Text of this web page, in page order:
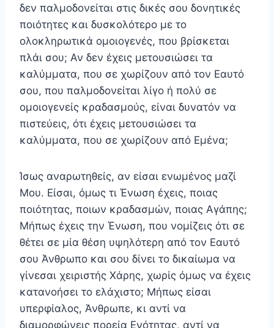
δεν παλμοδονείται στις δικές σου δονητικές
ποιότητες και δυσκολότερο με το
ολοκληρωτικά ομοιογενές, που βρίσκεται
πλάι σου; Αν δεν έχεις μετουσιώσει τα
καλύμματα, που σε χωρίζουν από τον Εαυτό
σου, που παλμοδονείται λίγο ή πολύ σε
ομοιογενείς κραδασμούς, είναι δυνατόν να
πιστεύεις, ότι έχεις μετουσιώσει τα
καλύμματα, που σε χωρίζουν από Εμένα;
Ίσως αναρωτηθείς, αν είσαι ενωμένος μαζί
Μου. Είσαι, όμως τι Ένωση έχεις, ποιας
ποιότητας, ποιων κραδασμών, ποιας Αγάπης;
Μήπως έχεις την Ένωση, που νομίζεις ότι σε
θέτει σε μία θέση υψηλότερη από τον Εαυτό
σου Άνθρωπο και σου δίνει το δικαίωμα να
γίνεσαι χειριστής Χάρης, χωρίς όμως να έχεις
κατανοήσει το ελάχιστο; Μήπως είσαι
υπερφίαλος, Άνθρωπε, κι αντί να
διαμορφώνεις πορεία Ενότητας, αντί να